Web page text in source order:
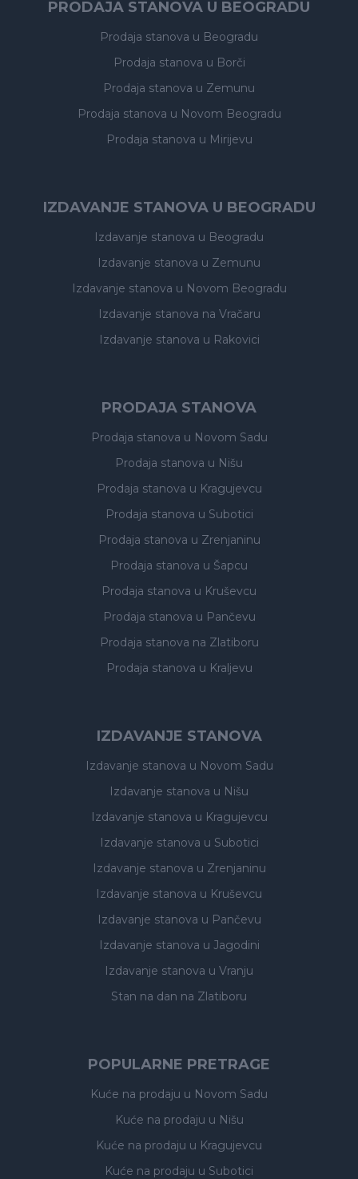
PRODAJA STANOVA U BEOGRADU
Prodaja stanova u Beogradu
Prodaja stanova u Borči
Prodaja stanova u Zemunu
Prodaja stanova u Novom Beogradu
Prodaja stanova u Mirijevu
IZDAVANJE STANOVA U BEOGRADU
Izdavanje stanova u Beogradu
Izdavanje stanova u Zemunu
Izdavanje stanova u Novom Beogradu
Izdavanje stanova na Vračaru
Izdavanje stanova u Rakovici
PRODAJA STANOVA
Prodaja stanova u Novom Sadu
Prodaja stanova u Nišu
Prodaja stanova u Kragujevcu
Prodaja stanova u Subotici
Prodaja stanova u Zrenjaninu
Prodaja stanova u Šapcu
Prodaja stanova u Kruševcu
Prodaja stanova u Pančevu
Prodaja stanova na Zlatiboru
Prodaja stanova u Kraljevu
IZDAVANJE STANOVA
Izdavanje stanova u Novom Sadu
Izdavanje stanova u Nišu
Izdavanje stanova u Kragujevcu
Izdavanje stanova u Subotici
Izdavanje stanova u Zrenjaninu
Izdavanje stanova u Kruševcu
Izdavanje stanova u Pančevu
Izdavanje stanova u Jagodini
Izdavanje stanova u Vranju
Stan na dan na Zlatiboru
POPULARNE PRETRAGE
Kuće na prodaju u Novom Sadu
Kuće na prodaju u Nišu
Kuće na prodaju u Kragujevcu
Kuće na prodaju u Subotici